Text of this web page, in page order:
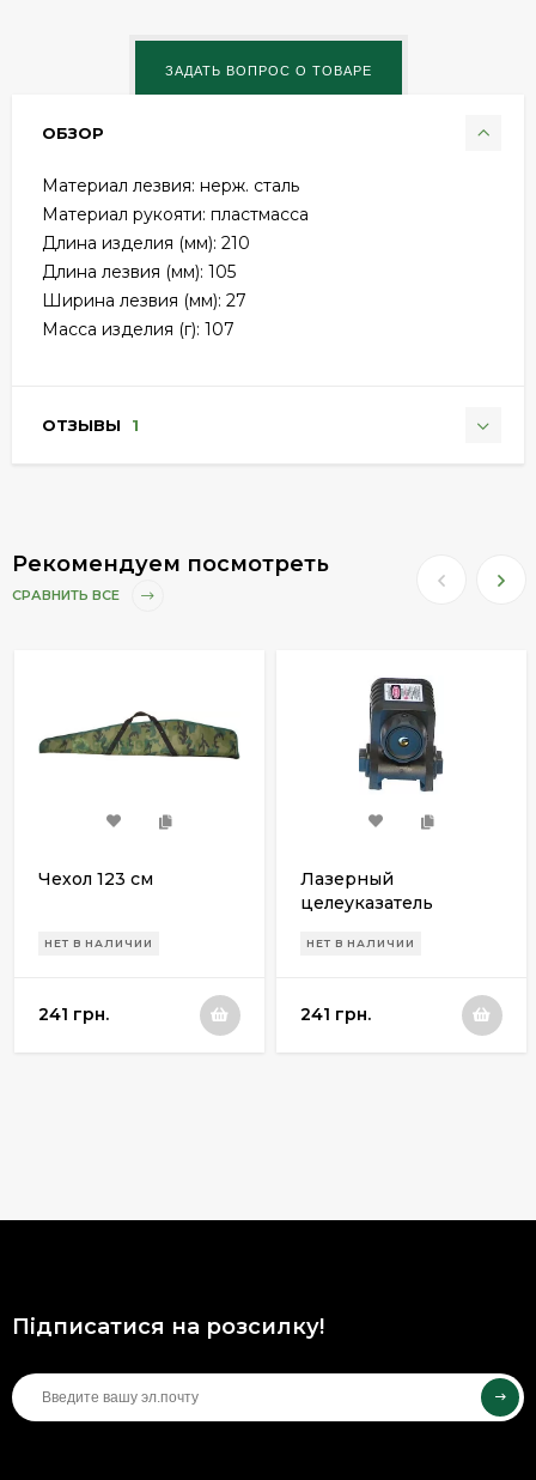
ОБЗОР
Материал лезвия: нерж. сталь
Материал рукояти: пластмасса
Длина изделия (мм): 210
Длина лезвия (мм): 105
Ширина лезвия (мм): 27
Масса изделия (г): 107
ОТЗЫВЫ 1
Рекомендуем посмотреть
СРАВНИТЬ ВСЕ
Чехол 123 см
НЕТ В НАЛИЧИИ
241 грн.
Лазерный
целеуказатель
НЕТ В НАЛИЧИИ
241 грн.
Підписатися на розсилку!